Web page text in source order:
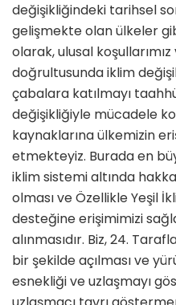
değişikliğindeki tarihsel
gelişmekte olan ülkeler
olarak, ulusal
doğrultusunda iklim
çabalara katılmayı
değişikliğiyle mücadele
kaynaklarına ülkemizin
etmekteyiz. Burada en
iklim sistemi altında
olması ve Özellikle Yeşil
desteğine erişimimizi
alınmasıdır. Biz, 24.
bir şekilde açılması ve
esnekliği ve uzlaşmayı